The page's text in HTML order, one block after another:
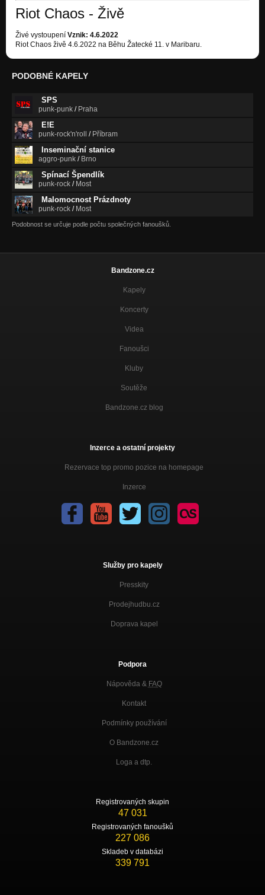
Riot Chaos - Živě
Živé vystoupení Vznik: 4.6.2022
Riot Chaos živě 4.6.2022 na Běhu Žatecké 11. v Maribaru.
PODOBNÉ KAPELY
SPS
punk-punk / Praha
E!E
punk-rock'n'roll / Příbram
Inseminační stanice
aggro-punk / Brno
Spínací Špendlík
punk-rock / Most
Malomocnost Prázdnoty
punk-rock / Most
Podobnost se určuje podle počtu společných fanoušků.
Bandzone.cz
Kapely
Koncerty
Videa
Fanoušci
Kluby
Soutěže
Bandzone.cz blog
Inzerce a ostatní projekty
Rezervace top promo pozice na homepage
Inzerce
Služby pro kapely
Presskity
Prodejhudbu.cz
Doprava kapel
Podpora
Nápověda & FAQ
Kontakt
Podmínky používání
O Bandzone.cz
Loga a dtp.
Registrovaných skupin
47 031
Registrovaných fanoušků
227 086
Skladeb v databázi
339 791